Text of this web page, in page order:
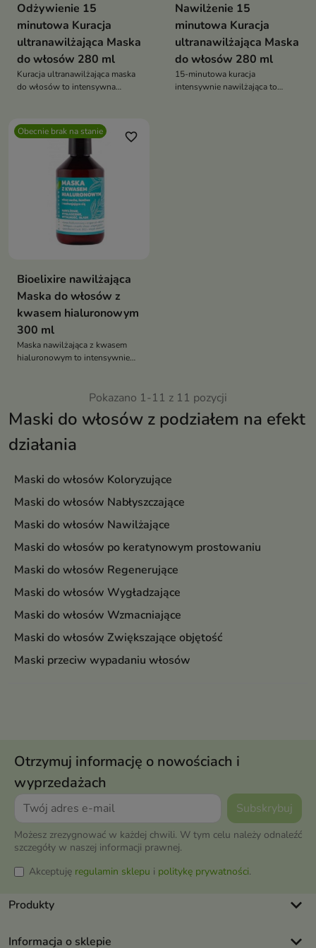
Maski do włosów z podziałem na efekt
działania
Maski do włosów Koloryzujące
Maski do włosów Nabłyszczające
Maski do włosów Nawilżające
Maski do włosów po keratynowym prostowaniu
Maski do włosów Regenerujące
Maski do włosów Wygładzające
Maski do włosów Wzmacniające
Maski do włosów Zwiększające objętość
Maski przeciw wypadaniu włosów
Odżywienie 15
minutowa Kuracja
ultranawilżająca Maska
do włosów 280 ml
Kuracja ultranawilżająca maska
do włosów to intensywna
Nawilżenie 15
minutowa Kuracja
ultranawilżająca Maska
do włosów 280 ml
15-minutowa kuracja
intensywnie nawilżająca to
Obecnie brak na stanie
favorite_border
Bioelixire nawilżająca
Maska do włosów z
kwasem hialuronowym
300 ml
Maska nawilżająca z kwasem
hialuronowym to intensywnie
suchych, matowych i
zniszczonych. Głęboko nawilża,
wygładza oraz wzmacnia
sprężystość, elastyczność i
Pokazano 1-11 z 11 pozycji
Otrzymuj informację o nowościach i
wyprzedażach
Możesz zrezygnować w każdej chwili. W tym celu należy odnaleźć
szczegóły w naszej informacji prawnej.
Akceptuję regulamin sklepu i politykę prywatności.
Produkty keyboard_arrow_down
Informacja o sklepie keyboard_arrow_down